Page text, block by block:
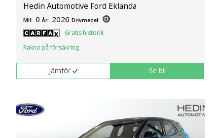
Hedin Automotive Ford Eklanda
Mil: 0 År: 2026 Drivmedel:
Gratis historik
Räkna på försäkring
Jämför Se bil